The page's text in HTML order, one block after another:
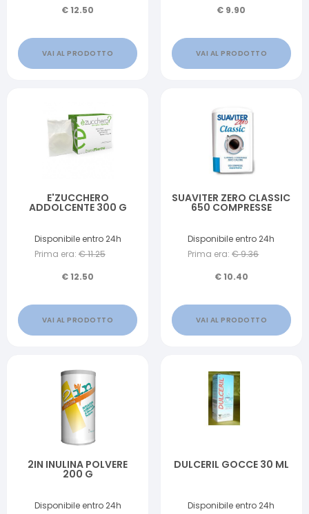
€12.50
VAI AL PRODOTTO
€ 9.90
VAI AL PRODOTTO
E'ZUCCHERO
ADDOLCENTE 300 G
Disponibile entro 24h
Prima era: €11.25
€12.50
VAI AL PRODOTTO
SUAVITER ZERO CLASSIC
650 COMPRESSE
Disponibile entro 24h
Prima era: €9.36
€10.40
VAI AL PRODOTTO
2IN INULINA POLVERE
200 G
Disponibile entro 24h
DULCERIL GOCCE 30 ML
Disponibile entro 24h